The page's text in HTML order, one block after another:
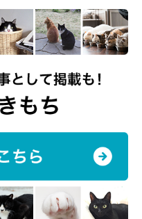
つをあげたり、距離をとっ
ーションをとったりしてみ
の長さや接し方で、猫から
る人になりたいですね。
獣医師・岡本りさ先生）
ご自身の体験を回答したも